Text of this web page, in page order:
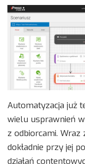
Automatyzacja już
wielu usprawnień
z odbiorcami. Wraz
dokładnie przy jej
działań